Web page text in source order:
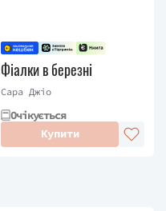
Фіалки в березні
Сара Джіо
Очікується
Купити